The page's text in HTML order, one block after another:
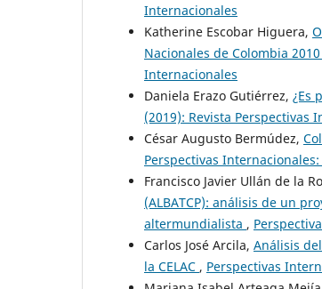
Internacionales
Katherine Escobar Higuera,
Nacionales de Colombia 2010
Internacionales
Daniela Erazo Gutiérrez, ¿Es
(2019): Revista Perspectivas
César Augusto Bermúdez,
Perspectivas
Francisco Javier Ullán de la
(ALBATCP): análisis de un
altermundialista ,
Carlos José Arcila, Análisis
la CELAC , Perspectivas